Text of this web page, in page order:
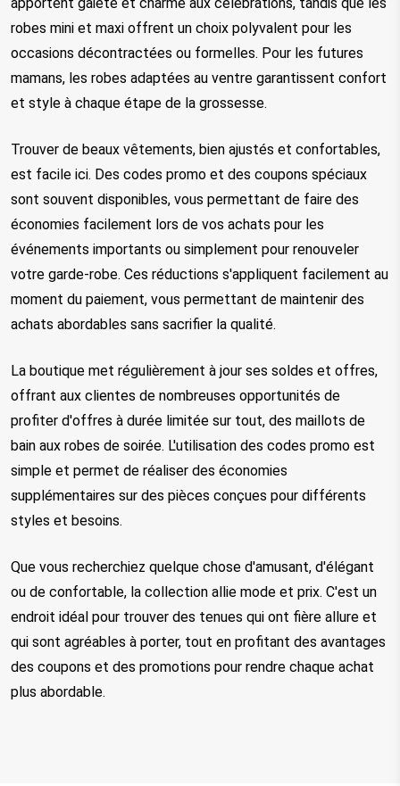
robes mini et maxi offrent un choix polyvalent pour les
occasions décontractées ou formelles. Pour les futures
mamans, les robes adaptées au ventre garantissent confort
et style à chaque étape de la grossesse.
Trouver de beaux vêtements, bien ajustés et confortables,
est facile ici. Des codes promo et des coupons spéciaux
sont souvent disponibles, vous permettant de faire des
économies facilement lors de vos achats pour les
événements importants ou simplement pour renouveler
votre garde-robe. Ces réductions s'appliquent facilement au
moment du paiement, vous permettant de maintenir des
achats abordables sans sacrifier la qualité.
La boutique met régulièrement à jour ses soldes et offres,
offrant aux clientes de nombreuses opportunités de
profiter d'offres à durée limitée sur tout, des maillots de
bain aux robes de soirée. L'utilisation des codes promo est
simple et permet de réaliser des économies
supplémentaires sur des pièces conçues pour différents
styles et besoins.
Que vous recherchiez quelque chose d'amusant, d'élégant
ou de confortable, la collection allie mode et prix. C'est un
endroit idéal pour trouver des tenues qui ont fière allure et
qui sont agréables à porter, tout en profitant des avantages
des coupons et des promotions pour rendre chaque achat
plus abordable.